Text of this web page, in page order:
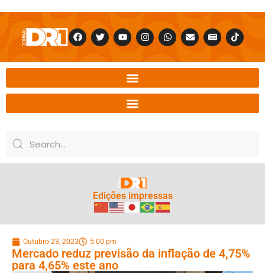
Edições impressas
Outubro 23, 2023 5:00 pm
Mercado reduz previsão da inflação de 4,75%
para 4,65% este ano